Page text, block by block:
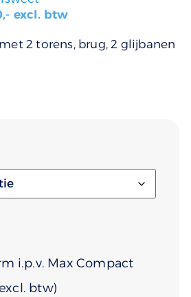
,- excl. btw
2 torens, brug, 2 glijbanen
i.p.v. Max Compact
)